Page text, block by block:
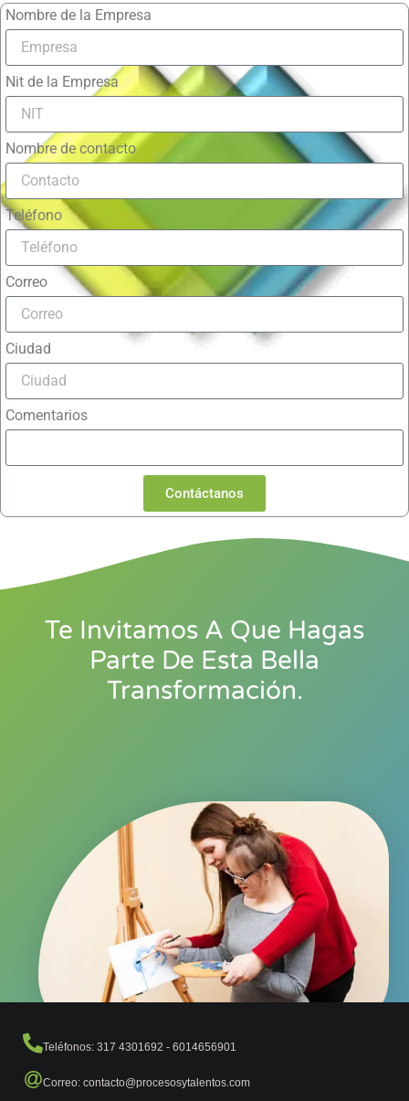
Nombre de la Empresa
Nit de la Empresa
Nombre de contacto
Teléfono
Correo
Ciudad
Comentarios
Contáctanos
Te Invitamos A Que Hagas
Parte De Esta Bella
Transformación.
Teléfonos: 317 4301692 - 6014656901
Correo: contacto@procesosytalentos.com